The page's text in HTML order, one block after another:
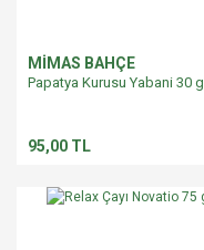
MİMAS BAHÇE
Papatya Kurusu Yabani 30 g
95,00 TL